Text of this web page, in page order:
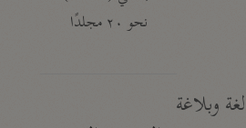
نحو ٢٠ مجلدًا
لغة وبلاغة